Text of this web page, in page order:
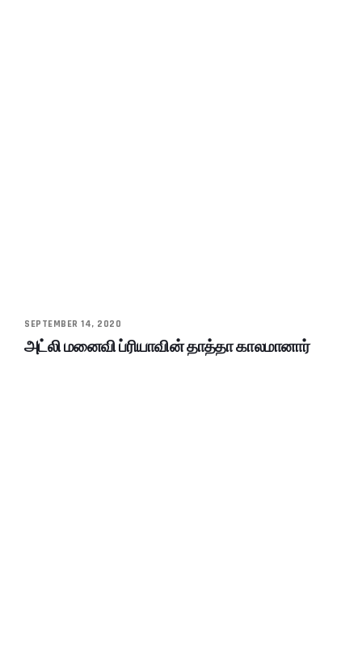
SEPTEMBER 14, 2020
அட்லி மனைவி ப்ரியாவின் தாத்தா காலமானார்